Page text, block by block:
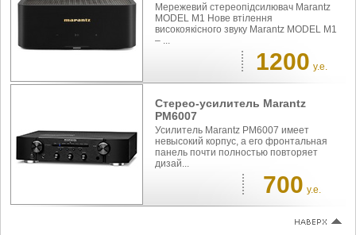
Мережевий стереопідсилювач Marantz
MODEL M1 Нове втілення
високоякісного звуку Marantz MODEL M1
– ...
1200 у.е.
Стерео-усилитель Marantz
PM6007
Усилитель Marantz PM6007 имеет
невысокий корпус, а его фронтальная
панель почти полностью повторяет
дизай...
700 у.е.